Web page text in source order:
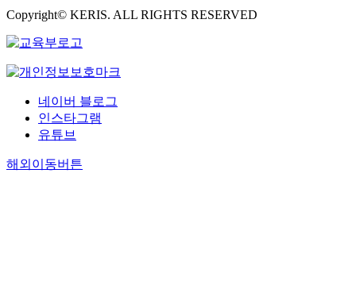
Copyright© KERIS. ALL RIGHTS RESERVED
네이버 블로그
인스타그램
유튜브
해외이동버튼